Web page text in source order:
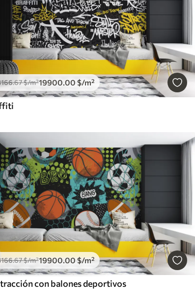
.67$/m²19900 .00 $/m²
.67$/m²19900.00$/m²
con balones deportivos